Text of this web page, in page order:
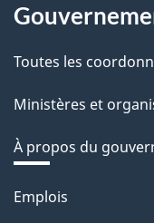
Toutes les
Ministères et
À propos du
Thèmes
Emplois